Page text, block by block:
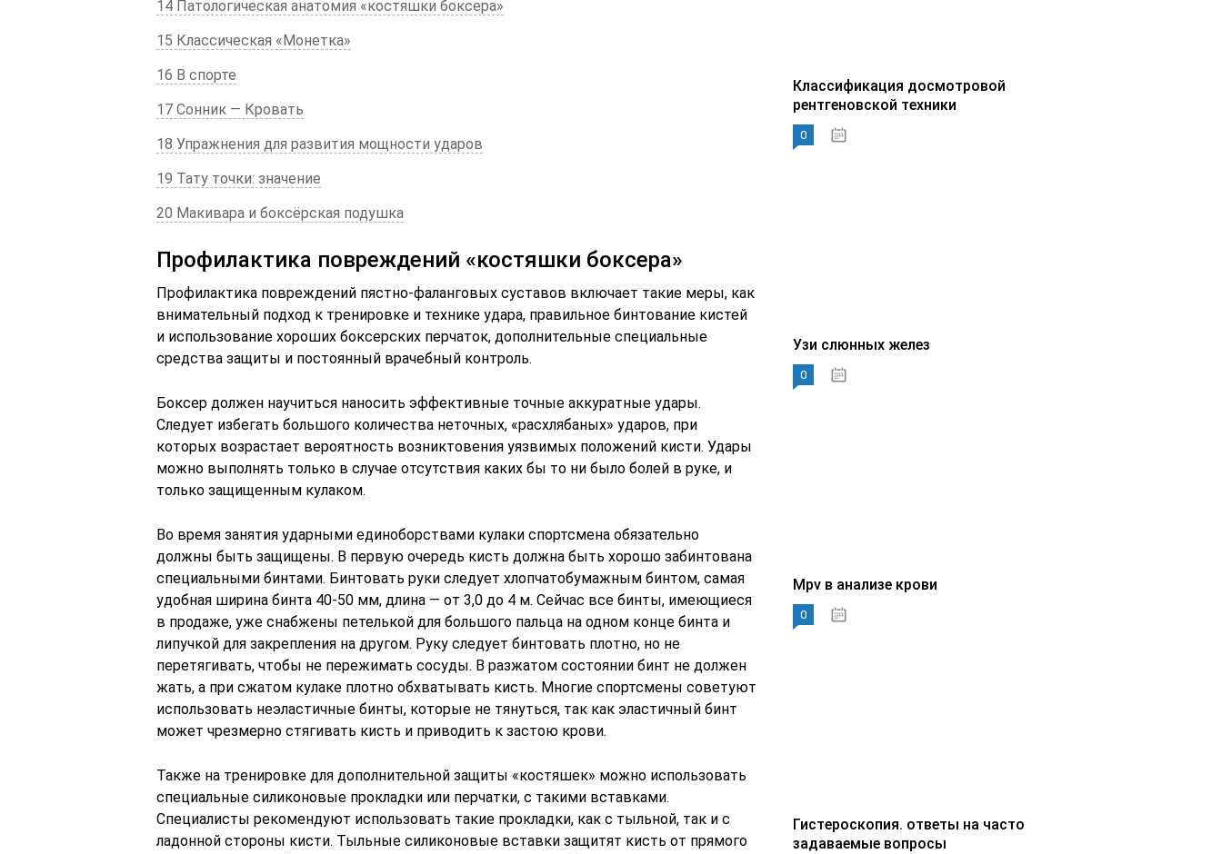
14 Патологическая анатомия «костяшки боксера»
15 Классическая «Монетка»
16 В спорте
17 Сонник — Кровать
18 Упражнения для развития мощности ударов
19 Тату точки: значение
20 Макивара и боксёрская подушка
Профилактика повреждений «костяшки боксера»
Профилактика повреждений пястно-фаланговых суставов включает такие меры, как
внимательный подход к тренировке и технике удара, правильное бинтование кистей
и использование хороших боксерских перчаток, дополнительные специальные
средства защиты и постоянный врачебный контроль.
Боксер должен научиться наносить эффективные точные аккуратные удары.
Следует избегать большого количества неточных, «расхлябаных» ударов, при
которых возрастает вероятность возниктовения уязвимых положений кисти. Удары
можно выполнять только в случае отсутствия каких бы то ни было болей в руке, и
только защищенным кулаком.
Во время занятия ударными единоборствами кулаки спортсмена обязательно
должны быть защищены. В первую очередь кисть должна быть хорошо забинтована
специальными бинтами. Бинтовать руки следует хлопчатобумажным бинтом, самая
удобная ширина бинта 40-50 мм, длина — от 3,0 до 4 м. Сейчас все бинты, имеющиеся
в продаже, уже снабжены петелькой для большого пальца на одном конце бинта и
липучкой для закрепления на другом. Руку следует бинтовать плотно, но не
перетягивать, чтобы не пережимать сосуды. В разжатом состоянии бинт не должен
жать, а при сжатом кулаке плотно обхватывать кисть. Многие спортсмены советуют
использовать неэластичные бинты, которые не тянуться, так как эластичный бинт
может чрезмерно стягивать кисть и приводить к застою крови.
Также на тренировке для дополнительной защиты «костяшек» можно использовать
специальные силиконовые прокладки или перчатки, с такими вставками.
Специалисты рекомендуют использовать такие прокладки, как с тыльной, так и с
ладонной стороны кисти. Тыльные силиконовые вставки защитят кисть от прямого
Классификация досмотровой
рентгеновской техники
0
Узи слюнных желез
0
Mpv в анализе крови
0
Гистероскопия. ответы на часто
задаваемые вопросы